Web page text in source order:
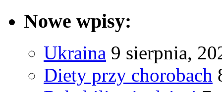
Nowe wpisy:
Ukraina 9 sierpnia,
Diety przy chorobach